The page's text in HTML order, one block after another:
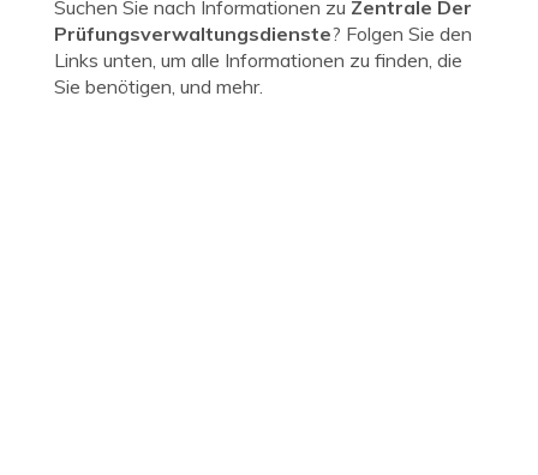
Suchen Sie nach Informationen zu Zentrale Der
Prüfungsverwaltungsdienste? Folgen Sie den
Links unten, um alle Informationen zu finden, die
Sie benötigen, und mehr.